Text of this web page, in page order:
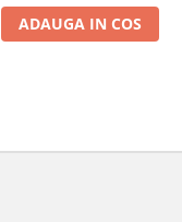
ADAUGA IN COS